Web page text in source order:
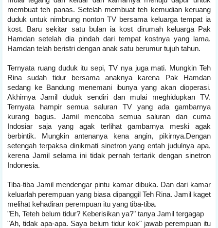
membuat teh panas. Setelah membuat teh kemudian keruang
duduk untuk nimbrung nonton TV bersama keluarga tempat ia
kost. Baru sekitar satu bulan ia kost dirumah keluarga Pak
Hamdan setelah dia pindah dari tempat kostnya yang lama.
Hamdan telah beristri dengan anak satu berumur tujuh tahun.
Ternyata ruang duduk itu sepi, TV nya juga mati. Mungkin Teh
Rina sudah tidur bersama anaknya karena Pak Hamdan
sedang ke Bandung menemani ibunya yang akan dioperasi.
Akhirnya Jamil duduk sendiri dan mulai meghidupkan TV.
Ternyata hampir semua saluran TV yang ada gambarnya
kurang bagus. Jamil mencoba semua saluran dan cuma
Indosiar saja yang agak terlihat gambarnya meski agak
berbintik. Mungkin antenanya kena angin, pikirnya.Dengan
setengah terpaksa dinikmati sinetron yang entah judulnya apa,
kerena Jamil selama ini tidak pernah tertarik dengan sinetron
Indonesia.
Tiba-tiba Jamil mendengar pintu kamar dibuka. Dan dari kamar
keluarlah perempuan yang biasa dipanggil Teh Rina. Jamil kaget
melihat kehadiran perempuan itu yang tiba-tiba.
"Eh, Teteh belum tidur? Keberisikan ya?" tanya Jamil tergagap
"Ah, tidak apa-apa. Saya belum tidur kok" jawab perempuan itu